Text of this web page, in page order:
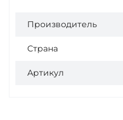
Производитель
Страна
Артикул